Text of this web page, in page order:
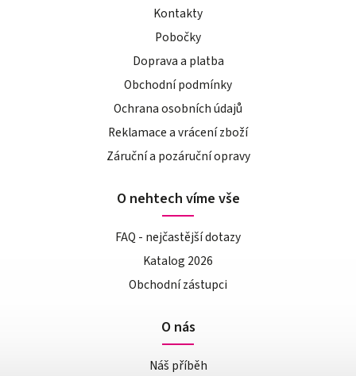
Kontakty
Pobočky
Doprava a platba
Obchodní podmínky
Ochrana osobních údajů
Reklamace a vrácení zboží
Záruční a pozáruční opravy
O nehtech víme vše
FAQ - nejčastější dotazy
Katalog 2026
Obchodní zástupci
O nás
Náš příběh